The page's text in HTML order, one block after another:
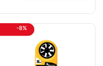
8%
-8%